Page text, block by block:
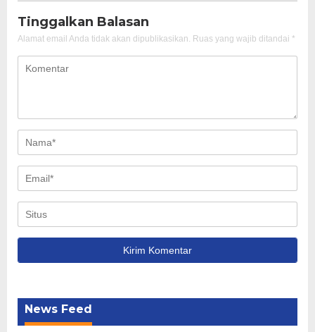
Tinggalkan Balasan
Alamat email Anda tidak akan dipublikasikan. Ruas yang wajib ditandai *
News Feed